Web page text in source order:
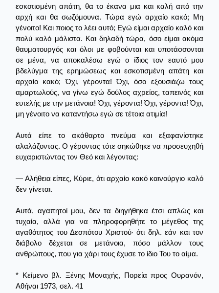
εσκοτισμένη απάτη, θα το έκανα μια και καλή από την
αρχή και θα σωζόμουνα. Τώρα εγώ αρχαίο κακό; Μη
γένοιτο! Και ποιος το λέει αυτό; Εγώ είμαι αρχαίο καλό και
πολύ καλό μάλιστα. Και δηλαδή τώρα, όσο είμαι ακόμα
θαυματουργός και όλοι με φοβούνται και υποτάσσονται
σε μένα, να αποκαλέσω εγώ ο ίδιος τον εαυτό μου
βδελύγμα της ερημώσεως και εσκοτισμένη απάτη και
αρχαίο κακό; Όχι, γέροντα! Όχι, όσο εξουσιάζω τους
αμαρτωλούς, να γίνω εγώ δούλος αχρείος, ταπεινός και
ευτελής με την μετάνοια! Όχι, γέροντα! Όχι, γέροντα! Όχι,
μη γένοιτο να καταντήσω εγώ σε τέτοια ατιμία!
Αυτά είπε το ακάθαρτο πνεύμα και εξαφανίστηκε
αλαλάζοντας. Ο γέροντας τότε σηκώθηκε να προσευχηθή
ευχαριστώντας τον Θεό και λέγοντας:
— Αλήθεια είπες, Κύριε, ότι αρχαίο κακό καινούργιο καλό
δεν γίνεται.
Αυτά, αγαπητοί μου, δεν τα διηγήθηκα έτσι απλώς και
τυχαία, αλλά για να πληροφορηθήτε το μέγεθος της
αγαθότητος του Δεσπότου Χριστού· ότι δηλ. εάν και τον
διάβολο δέχεται σε μετάνοια, πόσο μάλλον τους
ανθρώπους, που για χάρι τους έχυσε το ίδιο Του το αίμα.
* Κείμενο βλ. Ξένης Μοναχής, Πορεία προς Ουρανόν,
Αθήναι 1973, σελ. 41